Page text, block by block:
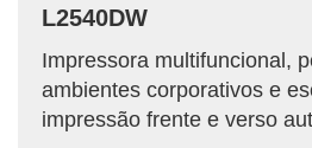
L2540DW
Impressora multifuncional,
ambientes corporativos e
impressão frente e verso